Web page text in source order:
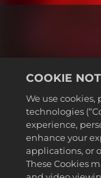
Não partilhar
COOKIE
We use
technologies
experience,
enhance your
applications, or
These Cookies